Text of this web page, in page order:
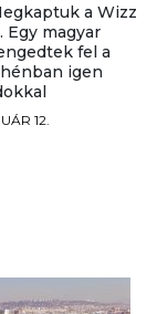
a Wizz
Egy magyar
fel a
igen
12.